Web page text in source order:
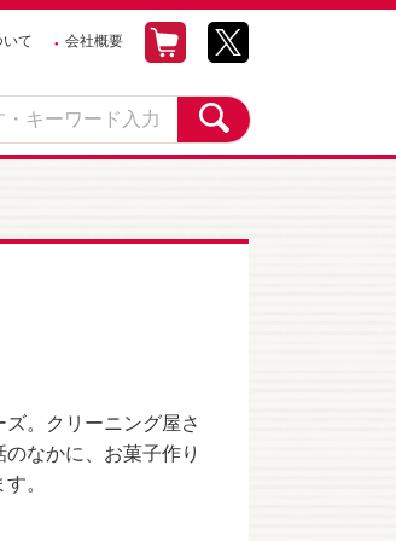
て 会社概要
。クリーニング屋さ
なかに、お菓子作り
。